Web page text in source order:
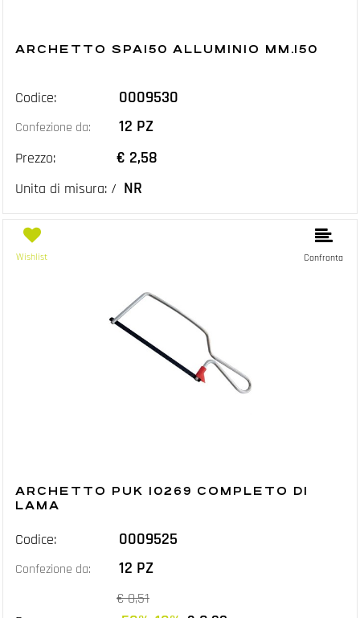
ARCHETTO SPA150 ALLUMINIO MM.150
Codice: 0009530
Confezione da: 12 PZ
Prezzo: € 2,58
Unita di misura: / NR
Wishlist Confronta
ARCHETTO PUK 10269 COMPLETO DI
LAMA
Codice: 0009525
Confezione da: 12 PZ
€ 0,51